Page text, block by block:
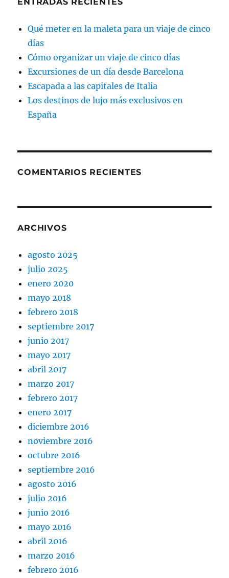
Qué meter en la maleta para un viaje de cinco
días
Cómo organizar un viaje de cinco días
Excursiones de un día desde Barcelona
Escapada a las capitales de Italia
Los destinos de lujo más exclusivos en
España
COMENTARIOS RECIENTES
ARCHIVOS
agosto 2025
julio 2025
enero 2020
mayo 2018
febrero 2018
septiembre 2017
junio 2017
mayo 2017
abril 2017
marzo 2017
febrero 2017
enero 2017
diciembre 2016
noviembre 2016
octubre 2016
septiembre 2016
agosto 2016
julio 2016
junio 2016
mayo 2016
abril 2016
marzo 2016
febrero 2016